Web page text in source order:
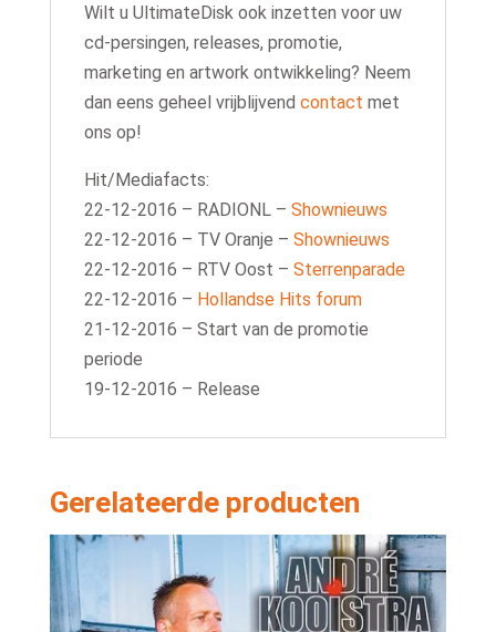
Wilt u UltimateDisk ook inzetten voor uw
cd-persingen, releases, promotie,
marketing en artwork ontwikkeling? Neem
dan eens geheel vrijblijvend contact met
ons op!
Hit/Mediafacts:
22-12-2016 – RADIONL – Shownieuws
22-12-2016 – TV Oranje – Shownieuws
22-12-2016 – RTV Oost – Sterrenparade
22-12-2016 – Hollandse Hits forum
21-12-2016 – Start van de promotie
periode
19-12-2016 – Release
Gerelateerde producten